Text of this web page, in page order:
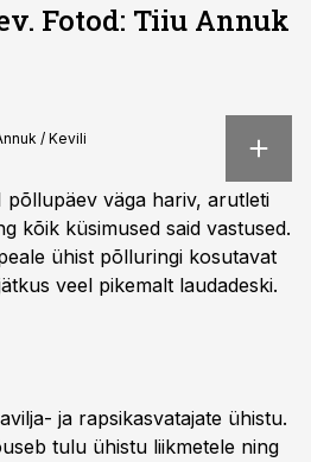
Fotod: Tiiu Annuk
/ Kevili
põllupäev väga hariv, arutleti
kõik küsimused said vastused.
ühist põlluringi kosutavat
veel pikemalt laudadeski.
ja rapsikasvatajate ühistu.
tulu ühistu liikmetele ning